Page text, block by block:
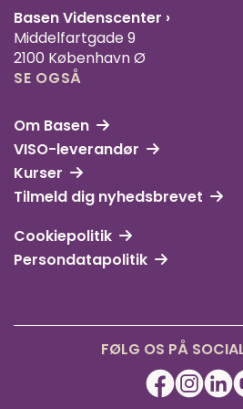
Basen Videnscenter ›
Middelfartgade 9
2100 København Ø
SE OGSÅ
Om Basen
VISO-leverandør
Kurser
Tilmeld dig nyhedsbrevet
Cookiepolitik
Persondatapolitik
FØLG OS PÅ